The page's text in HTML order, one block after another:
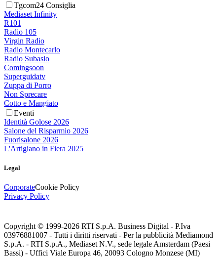
Tgcom24 Consiglia
Mediaset Infinity
R101
Radio 105
Virgin Radio
Radio Montecarlo
Radio Subasio
Comingsoon
Superguidatv
Zuppa di Porro
Non Sprecare
Cotto e Mangiato
Eventi
Identità Golose 2026
Salone del Risparmio 2026
Fuorisalone 2026
L'Artigiano in Fiera 2025
Legal
CorporateCookie Policy
Privacy Policy
Copyright © 1999-2026 RTI S.p.A. Business Digital - P.Iva
03976881007 - Tutti i diritti riservati - Per la pubblicità Mediamond
S.p.A. - RTI S.p.A., Mediaset N.V., sede legale Amsterdam (Paesi
Bassi) - Uffici Viale Europa 46, 20093 Cologno Monzese (MI)